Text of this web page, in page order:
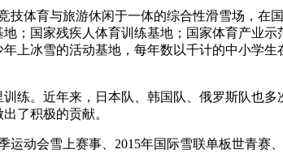
技体育与旅游休闲于一体的综合性滑雪场，在
；国家残疾人体育训练基地；国家体育产业示
上冰雪的活动基地，每年数以千计的中小学
练。近年来，日本队、韩国队、俄罗斯队也
了积极的贡献。
动会雪上赛事、2015年国际雪联单板世青赛